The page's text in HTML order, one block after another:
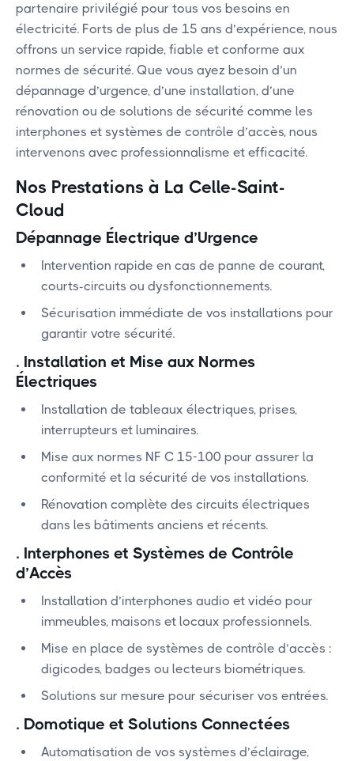
partenaire privilégié pour tous vos besoins en
électricité. Forts de plus de 15 ans d’expérience, nous
offrons un service rapide, fiable et conforme aux
normes de sécurité. Que vous ayez besoin d’un
dépannage d’urgence, d’une installation, d’une
rénovation ou de solutions de sécurité comme les
interphones et systèmes de contrôle d’accès, nous
intervenons avec professionnalisme et efficacité.
Nos Prestations à La Celle-Saint-
Cloud
Dépannage Électrique d’Urgence
Intervention rapide en cas de panne de courant,
courts-circuits ou dysfonctionnements.
Sécurisation immédiate de vos installations pour
garantir votre sécurité.
. Installation et Mise aux Normes
Électriques
Installation de tableaux électriques, prises,
interrupteurs et luminaires.
Mise aux normes NF C 15-100 pour assurer la
conformité et la sécurité de vos installations.
Rénovation complète des circuits électriques
dans les bâtiments anciens et récents.
. Interphones et Systèmes de Contrôle
d’Accès
Installation d’interphones audio et vidéo pour
immeubles, maisons et locaux professionnels.
Mise en place de systèmes de contrôle d’accès :
digicodes, badges ou lecteurs biométriques.
Solutions sur mesure pour sécuriser vos entrées.
. Domotique et Solutions Connectées
Automatisation de vos systèmes d’éclairage,